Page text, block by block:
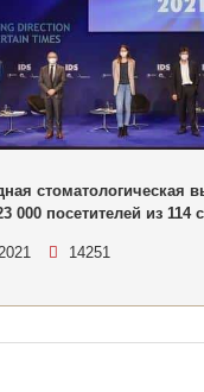
стоматологическая
000 посетителей из 114
14251